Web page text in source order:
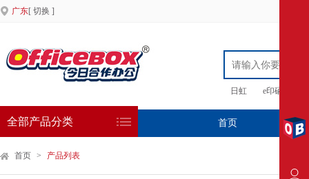
广东[ 切换 ]
日虹 e印硒鼓
全部产品分类 首页 专
首页 > 产品列表